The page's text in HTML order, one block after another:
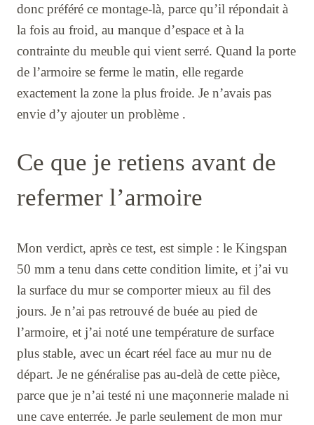
donc préféré ce montage-là, parce qu’il répondait à
la fois au froid, au manque d’espace et à la
contrainte du meuble qui vient serré. Quand la porte
de l’armoire se ferme le matin, elle regarde
exactement la zone la plus froide. Je n’avais pas
envie d’y ajouter un problème .
Ce que je retiens avant de
refermer l’armoire
Mon verdict, après ce test, est simple : le Kingspan
50 mm a tenu dans cette condition limite, et j’ai vu
la surface du mur se comporter mieux au fil des
jours. Je n’ai pas retrouvé de buée au pied de
l’armoire, et j’ai noté une température de surface
plus stable, avec un écart réel face au mur nu de
départ. Je ne généralise pas au-delà de cette pièce,
parce que je n’ai testé ni une maçonnerie malade ni
une cave enterrée. Je parle seulement de mon mur